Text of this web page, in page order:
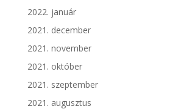
2022. január
2021. december
2021. november
2021. október
2021. szeptember
2021. augusztus